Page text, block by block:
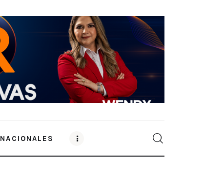
NACIONALES